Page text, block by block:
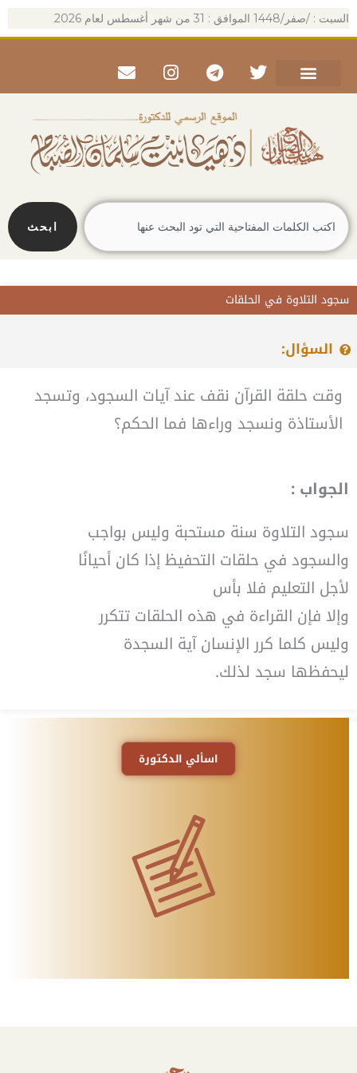
السبت : /صفر/1448 الموافق : 31 من شهر أغسطس لعام 2026
Twitter
Telegram
Instagram
Envelope
Search
ابحث
سجود التلاوة في الحلقات
السؤال:
وقت حلقة القرآن نقف عند آيات السجود، وتسجد
الأستاذة ونسجد وراءها فما الحكم؟
الجواب :
سجود التلاوة سنة مستحبة وليس بواجب
والسجود في حلقات التحفيظ إذا كان أحيانًا
لأجل التعليم فلا بأس
وإلا فإن القراءة في هذه الحلقات تتكرر
وليس كلما كرر الإنسان آية السجدة
ليحفظها سجد لذلك.
اسألي الدكتورة